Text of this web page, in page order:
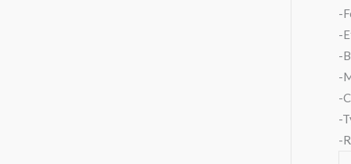
-
-
-
-
-
-
-